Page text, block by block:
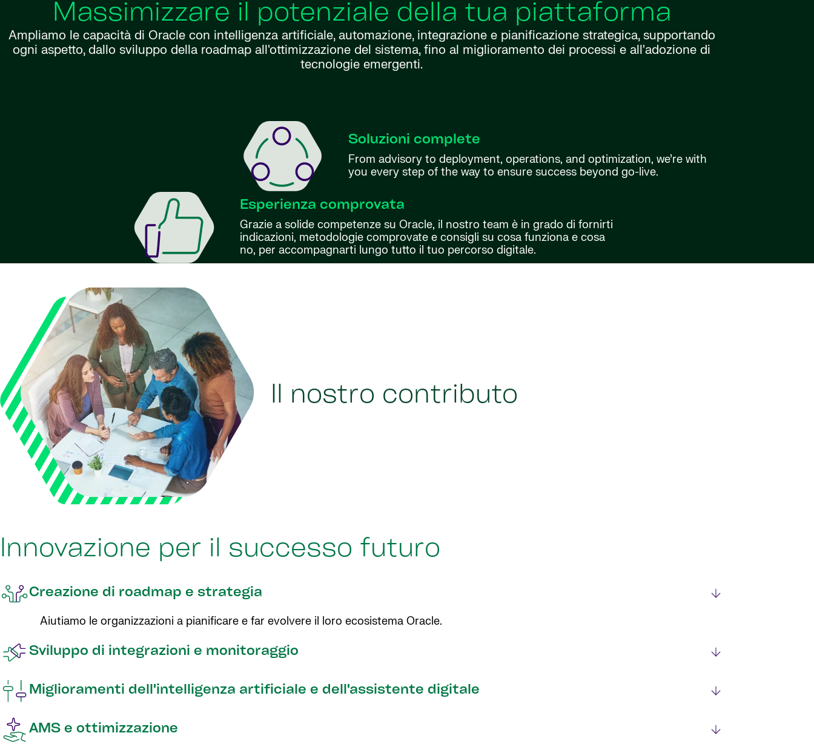
Massimizzare il potenziale della tua piattaforma
Ampliamo le capacità di Oracle con intelligenza artificiale, automazione, integrazione e pianificazione strategica, supportando
ogni aspetto, dallo sviluppo della roadmap all'ottimizzazione del sistema, fino al miglioramento dei processi e all'adozione di
tecnologie emergenti.
Soluzioni complete
From advisory to deployment, operations, and optimization, we’re with
you every step of the way to ensure success beyond go-live.
Esperienza comprovata
Grazie a solide competenze su Oracle, il nostro team è in grado di fornirti
indicazioni, metodologie comprovate e consigli su cosa funziona e cosa
no, per accompagnarti lungo tutto il tuo percorso digitale.
Il nostro contributo
Innovazione per il successo futuro
Creazione di roadmap e strategia
Aiutiamo le organizzazioni a pianificare e far evolvere il loro ecosistema Oracle.
Sviluppo di integrazioni e monitoraggio
Miglioramenti dell'intelligenza artificiale e dell'assistente digitale
AMS e ottimizzazione